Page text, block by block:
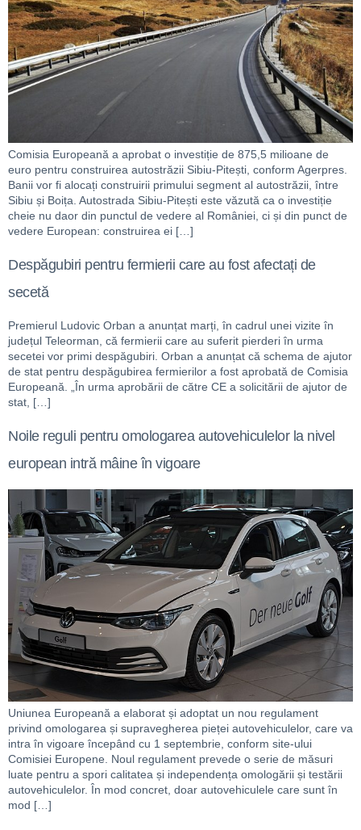
Comisia Europeană a aprobat o investiție de 875,5 milioane de
euro pentru construirea autostrăzii Sibiu-Pitești, conform Agerpres.
Banii vor fi alocați construirii primului segment al autostrăzii, între
Sibiu și Boița. Autostrada Sibiu-Pitești este văzută ca o investiție
cheie nu daor din punctul de vedere al României, ci și din punct de
vedere European: construirea ei […]
Despăgubiri pentru fermierii care au fost afectați de
secetă
Premierul Ludovic Orban a anunțat marți, în cadrul unei vizite în
județul Teleorman, că fermierii care au suferit pierderi în urma
secetei vor primi despăgubiri. Orban a anunțat că schema de ajutor
de stat pentru despăgubirea fermierilor a fost aprobată de Comisia
Europeană. „În urma aprobării de către CE a solicitării de ajutor de
stat, […]
Noile reguli pentru omologarea autovehiculelor la nivel
european intră mâine în vigoare
Uniunea Europeană a elaborat și adoptat un nou regulament
privind omologarea și supravegherea pieței autovehiculelor, care va
intra în vigoare începând cu 1 septembrie, conform site-ului
Comisiei Europene. Noul regulament prevede o serie de măsuri
luate pentru a spori calitatea și independența omologării și testării
autovehiculelor. În mod concret, doar autovehiculele care sunt în
mod […]